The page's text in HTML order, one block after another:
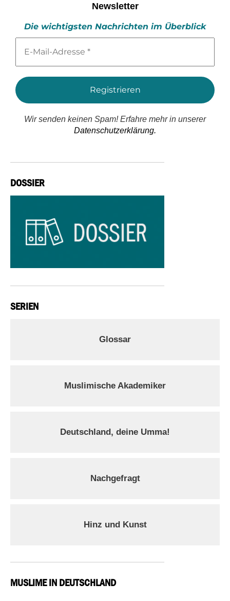
Newsletter
Die wichtigsten Nachrichten im Überblick
Mail-
*
Wir senden keinen Spam! Erfahre mehr in unserer
Datenschutzerklärung.
DOSSIER
SERIEN
Glossar
Muslimische Akademiker
Deutschland, deine Umma!
Nachgefragt
Hinz und Kunst
MUSLIME IN DEUTSCHLAND